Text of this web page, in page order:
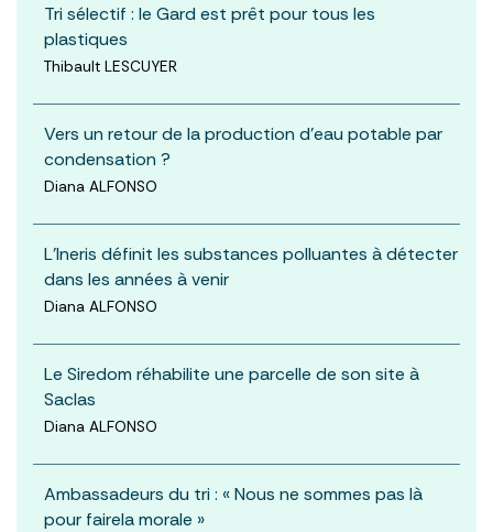
Tri sélectif : le Gard est prêt pour tous les
plastiques
Thibault LESCUYER
Vers un retour de la production d’eau potable par
condensation ?
Diana ALFONSO
L’Ineris définit les substances polluantes à détecter
dans les années à venir
Diana ALFONSO
Le Siredom réhabilite une parcelle de son site à
Saclas
Diana ALFONSO
Ambassadeurs du tri : « Nous ne sommes pas là
pour fairela morale »